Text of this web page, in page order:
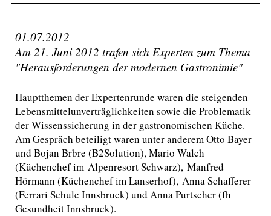
01.07.2012
Am 21. Juni 2012 trafen sich Experten zum Thema
"Herausforderungen der modernen Gastronimie"
Hauptthemen der Expertenrunde waren die steigenden
Lebensmittelunverträglichkeiten sowie die Problematik
der Wissenssicherung in der gastronomischen Küche.
Am Gespräch beteiligt waren unter anderem Otto Bayer
und Bojan Brbre (B2Solution), Mario Walch
(Küchenchef im Alpenresort Schwarz), Manfred
Hörmann (Küchenchef im Lanserhof), Anna Schafferer
(Ferrari Schule Innsbruck) und Anna Purtscher (fh
Gesundheit Innsbruck).